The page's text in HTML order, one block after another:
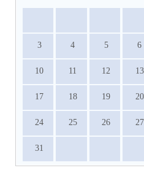
3 4 5 6
10 11 12 13
17 18 19 20
24 25 26 27
31